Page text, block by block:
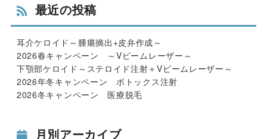
最近の投稿
耳介ケロイド～腫瘍摘出+皮弁作成～
2026春キャンペーン ～Vビームレーザー～
下顎部ケロイド～ステロイド注射＋Vビームレーザー～
2026年冬キャンペーン ボトックス注射
2026冬キャンペーン 医療脱毛
月別アーカイブ